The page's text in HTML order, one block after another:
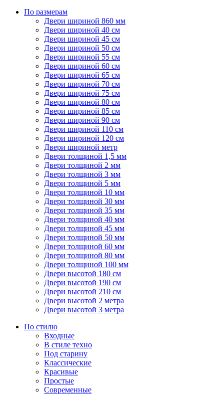
По размерам
Двери шириной 860 мм
Двери шириной 40 см
Двери шириной 45 см
Двери шириной 50 см
Двери шириной 55 см
Двери шириной 60 см
Двери шириной 65 см
Двери шириной 70 см
Двери шириной 75 см
Двери шириной 80 см
Двери шириной 85 см
Двери шириной 90 см
Двери шириной 110 см
Двери шириной 120 см
Двери шириной метр
Двери толщиной 1,5 мм
Двери толщиной 2 мм
Двери толщиной 3 мм
Двери толщиной 5 мм
Двери толщиной 10 мм
Двери толщиной 30 мм
Двери толщиной 35 мм
Двери толщиной 40 мм
Двери толщиной 45 мм
Двери толщиной 50 мм
Двери толщиной 60 мм
Двери толщиной 80 мм
Двери толщиной 100 мм
Двери высотой 180 см
Двери высотой 190 см
Двери высотой 210 см
Двери высотой 2 метра
Двери высотой 3 метра
По стилю
Входные
В стиле техно
Под старину
Классические
Красивые
Простые
Современные